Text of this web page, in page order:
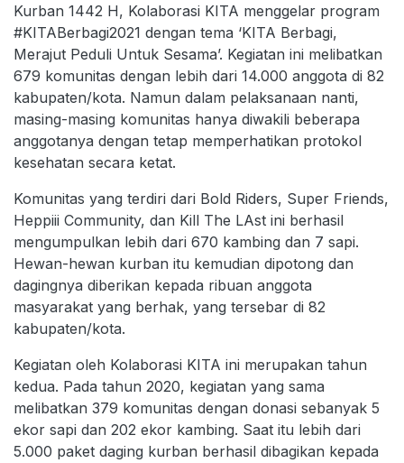
Kurban 1442 H, Kolaborasi KITA menggelar program
#KITABerbagi2021 dengan tema ‘KITA Berbagi,
Merajut Peduli Untuk Sesama’. Kegiatan ini melibatkan
679 komunitas dengan lebih dari 14.000 anggota di 82
kabupaten/kota. Namun dalam pelaksanaan nanti,
masing-masing komunitas hanya diwakili beberapa
anggotanya dengan tetap memperhatikan protokol
kesehatan secara ketat.
Komunitas yang terdiri dari Bold Riders, Super Friends,
Heppiii Community, dan Kill The LAst ini berhasil
mengumpulkan lebih dari 670 kambing dan 7 sapi.
Hewan-hewan kurban itu kemudian dipotong dan
dagingnya diberikan kepada ribuan anggota
masyarakat yang berhak, yang tersebar di 82
kabupaten/kota.
Kegiatan oleh Kolaborasi KITA ini merupakan tahun
kedua. Pada tahun 2020, kegiatan yang sama
melibatkan 379 komunitas dengan donasi sebanyak 5
ekor sapi dan 202 ekor kambing. Saat itu lebih dari
5.000 paket daging kurban berhasil dibagikan kepada